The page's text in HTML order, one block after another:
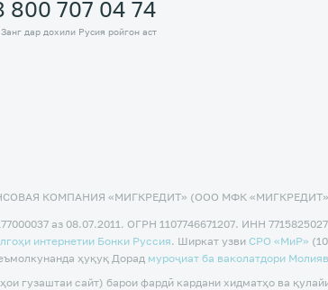
800 707 04 74
Занг дар дохили Русия ройгон аст
КОМПАНИЯ «МИГКРЕДИТ» (ООО МФК
аз 08.07.2011. ОГРН 1107746671207. ИНН
интернетии Бонки Русcия. Ширкат узви CPO «МиР»
ҳуқуқ Дорад муроҷиат ба ваколатдори
сайт) барои фардӣ кардани хидматҳо ва